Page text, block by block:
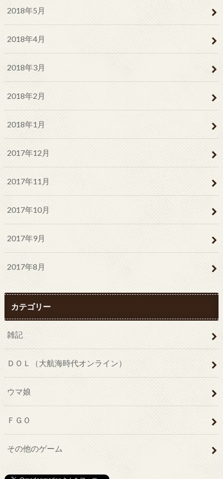
2018年5月
2018年4月
2018年3月
2018年2月
2018年1月
2017年12月
2017年11月
2017年10月
2017年9月
2017年8月
カテゴリー
雑記
ＤＯＬ（大航海時代オンライン）
ウマ娘
ＦＧＯ
その他のゲーム